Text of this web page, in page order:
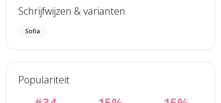
Schrijfwijzen & varianten
Sofia
Populariteit